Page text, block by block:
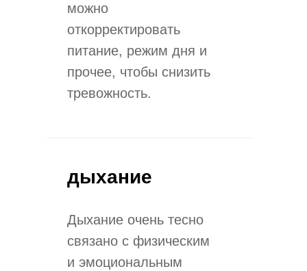
можно
откорректировать
питание, режим дня и
прочее, чтобы снизить
тревожность.
дыхание
Дыхание очень тесно
связано с физическим
и эмоциональным